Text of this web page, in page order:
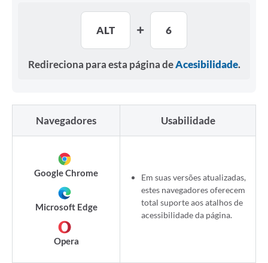
ALT 6
Redireciona para esta página deAcesibilidade.
Navegadores Usabilidade
Google Chrome
Microsoft Edge
Opera
Em suas versões atualizadas,
estes navegadores oferecem
total suporte aos atalhos de
acessibilidade da página.